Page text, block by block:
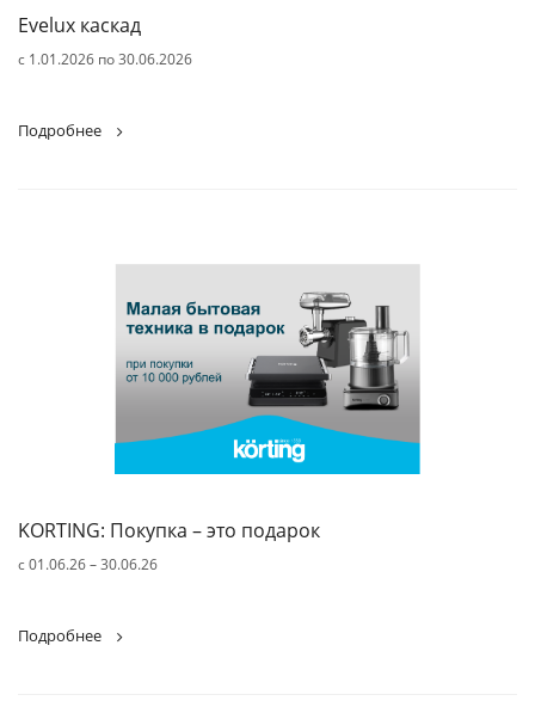
Evelux каскад
с 1.01.2026 по 30.06.2026
Подробнее
KORTING: Покупка – это подарок
c 01.06.26 – 30.06.26
Подробнее